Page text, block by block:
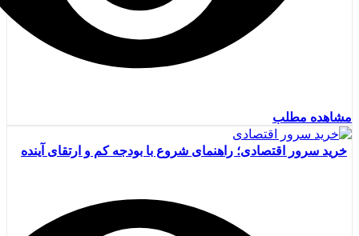
مشاهده مطلب
خرید سرور اقتصادی؛ راهنمای شروع با بودجه کم و ارتقای آینده